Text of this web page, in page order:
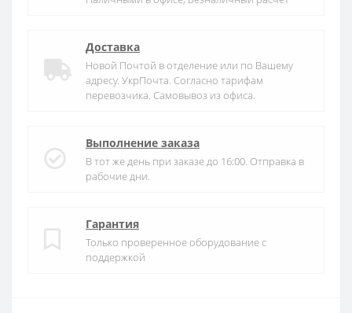
Доставка
Новой Почтой в отделение или по Вашему
адресу. УкрПочта. Согласно тарифам
перевозчика. Самовывоз из офиса.
Выполнение заказа
В тот же день при заказе до 16:00. Отправка в
рабочие дни.
Гарантия
Только проверенное оборудование с
поддержкой